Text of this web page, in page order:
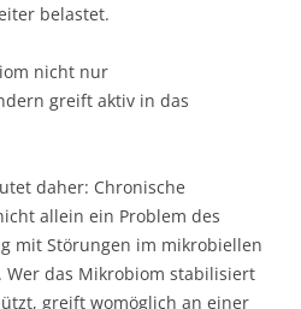
belastet.
nicht nur
greift aktiv in das
daher: Chronische
allein ein Problem des
mit Störungen im mikrobiellen
Wer das Mikrobiom stabilisiert
greift womöglich an einer